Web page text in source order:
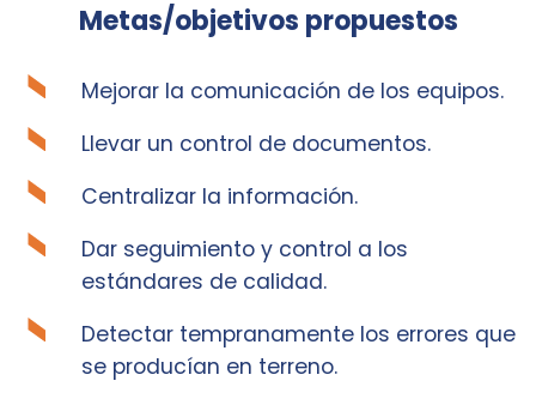
Metas/objetivos propuestos
Mejorar la comunicación de los equipos.
Llevar un control de documentos.
Centralizar la información.
Dar seguimiento y control a los
estándares de calidad.
Detectar tempranamente los errores que
se producían en terreno.